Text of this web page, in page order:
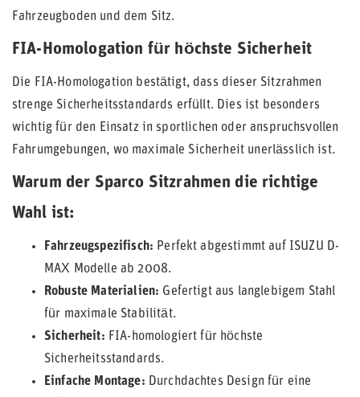
Fahrzeugboden und dem Sitz.
FIA-Homologation für höchste Sicherheit
Die FIA-Homologation bestätigt, dass dieser Sitzrahmen
strenge Sicherheitsstandards erfüllt. Dies ist besonders
wichtig für den Einsatz in sportlichen oder anspruchsvollen
Fahrumgebungen, wo maximale Sicherheit unerlässlich ist.
Warum der Sparco Sitzrahmen die richtige
Wahl ist:
Fahrzeugspezifisch: Perfekt abgestimmt auf ISUZU D-
MAX Modelle ab 2008.
Robuste Materialien: Gefertigt aus langlebigem Stahl
für maximale Stabilität.
Sicherheit: FIA-homologiert für höchste
Sicherheitsstandards.
Einfache Montage: Durchdachtes Design für eine